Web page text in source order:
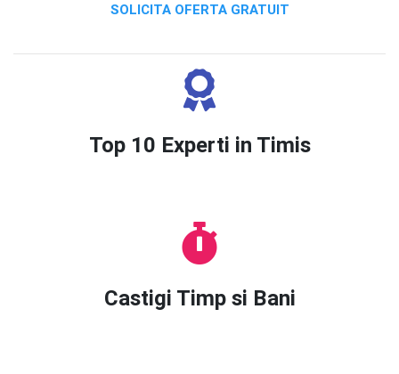
SOLICITA OFERTA GRATUIT
Top 10 Experti in Timis
Castigi Timp si Bani